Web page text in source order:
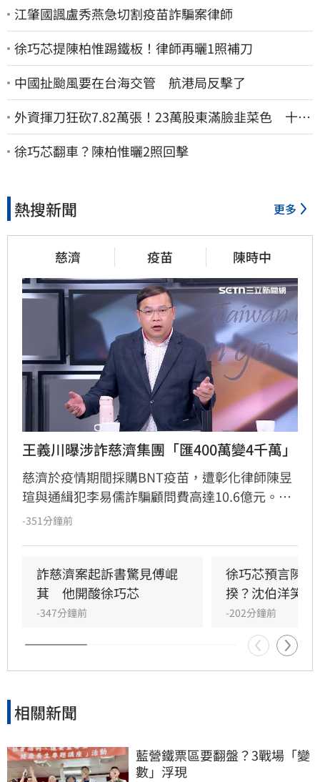
江肇國諷盧秀燕急切割疫苗詐騙案律師
徐巧芯提陳柏惟踢鐵板！律師再曬1照補刀
中國扯颱風要在台海交管 航港局反擊了
外資揮刀狂砍7.82萬張！23萬股東滿臉韭菜色 十大
賣超個股一次看
徐巧芯翻車？陳柏惟曬2照回擊
熱搜新聞 更多
慈濟 疫苗 陳時中
王義川曝涉詐慈濟集團「匯400萬變4千萬」
慈濟於疫情期間採購BNT疫苗，遭彰化律師陳昱
瑄與通緝犯李易儒詐騙顧問費高達10.6億元。民
進黨立委王義川指出，陳昱瑄利用資本額僅百萬
放行，甚至出現匯款金額錯誤卻輕易過關的離譜
情節，質疑洗錢防制機制失靈。
-351分鐘前
詐慈濟案起訴書驚見傅崐
萁　他開酸徐巧芯
-347分鐘前
徐巧芯預言陳時
揆？沈伯洋笑回
-202分鐘前
相關新聞
藍營鐵票區要翻盤？3戰場「變
數」浮現